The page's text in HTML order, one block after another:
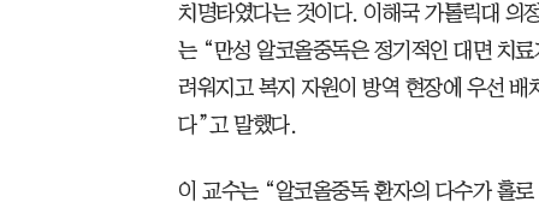
치명타였다는 것이다. 이해국 가톨릭대 의
는 “만성 알코올중독은 정기적인 대면 치
려워지고 복지 자원이 방역 현장에 우선
다”고 말했다.
이 교수는 “알코올중독 환자의 다수가 홀